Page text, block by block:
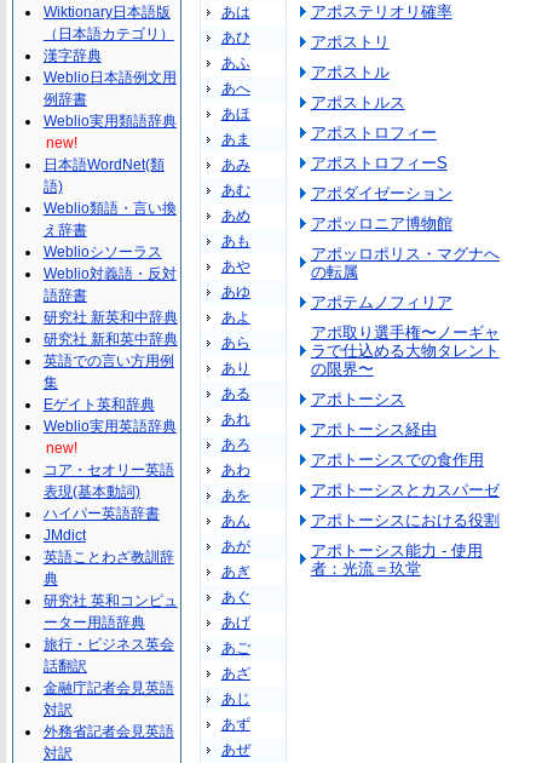
あは
あひ
あふ
あへ
あほ
あま
あみ
あむ
あめ
あも
あや
あゆ
あよ
あら
あり
ある
あれ
あろ
あわ
あを
あん
あが
あぎ
あぐ
あげ
あご
あざ
あじ
あず
あぜ
アポステリオリ確率
アポストリ
アポストル
アポストルス
アポストロフィー
アポストロフィーS
アポダイゼーション
アポッロニア博物館
アポッロポリス・マグナへ
の転属
アポテムノフィリア
アポ取り選手権〜ノーギャ
ラで仕込める大物タレント
の限界〜
アポトーシス
アポトーシス経由
アポトーシスでの食作用
アポトーシスとカスパーゼ
アポトーシスにおける役割
アポトーシス能力 - 使用
者：光流＝玖堂
Wiktionary日本語版
（日本語カテゴリ）
漢字辞典
Weblio日本語例文用
例辞書
Weblio実用類語辞典
new!
日本語WordNet(類
語)
Weblio類語・言い換
え辞書
Weblioシソーラス
Weblio対義語・反対
語辞書
研究社 新英和中辞典
研究社 新和英中辞典
英語での言い方用例
集
Eゲイト英和辞典
Weblio実用英語辞典
new!
コア・セオリー英語
表現(基本動詞)
ハイパー英語辞書
JMdict
英語ことわざ教訓辞
典
研究社 英和コンピュ
ーター用語辞典
旅行・ビジネス英会
話翻訳
金融庁記者会見英語
対訳
外務省記者会見英語
対訳